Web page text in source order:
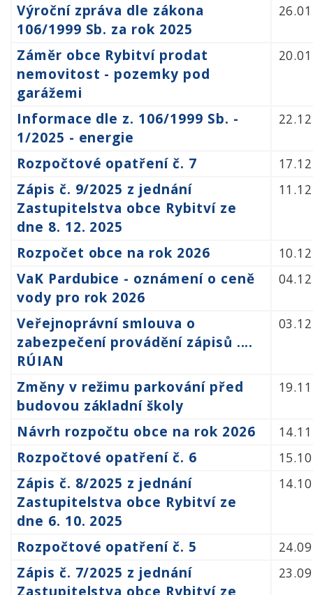
Výroční zpráva dle zákona
106/1999 Sb. za rok 2025
Záměr obce Rybitví prodat
nemovitost - pozemky pod
garážemi
Informace dle z. 106/1999 Sb. -
1/2025 - energie
Rozpočtové opatření č. 7
Zápis č. 9/2025 z jednání
Zastupitelstva obce Rybitví ze
dne 8. 12. 2025
Rozpočet obce na rok 2026
VaK Pardubice - oznámení o ceně
vody pro rok 2026
Veřejnoprávní smlouva o
zabezpečení provádění zápisů ....
RÚIAN
Změny v režimu parkování před
budovou základní školy
Návrh rozpočtu obce na rok 2026
Rozpočtové opatření č. 6
Zápis č. 8/2025 z jednání
Zastupitelstva obce Rybitví ze
dne 6. 10. 2025
Rozpočtové opatření č. 5
Zápis č. 7/2025 z jednání